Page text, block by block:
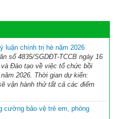
luận chính trị hè năm 2026
số 4835/SGDĐT-TCCB ngày 16
Đào tạo về việc tổ chức bồi
2026. Thời gian dự kiến:
vận hành thử tất cả các điểm
cường bảo vệ trẻ em, phòng